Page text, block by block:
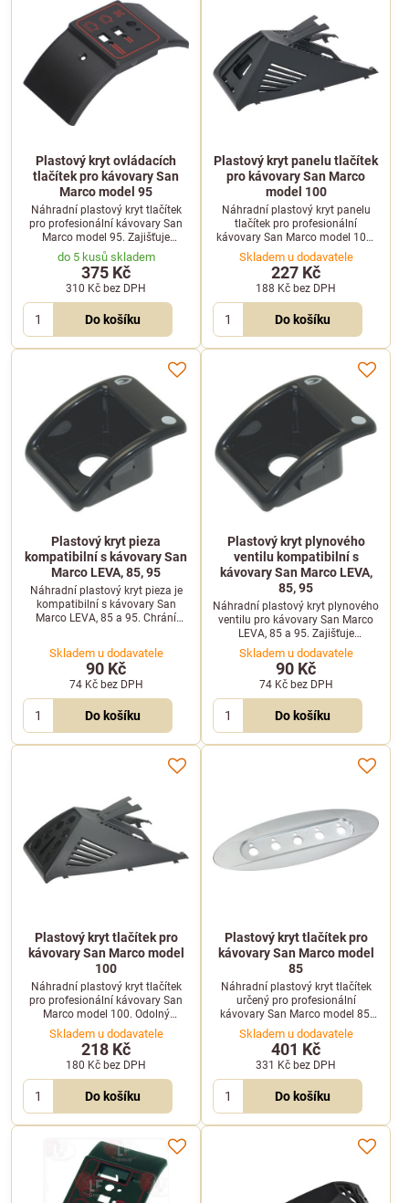
Plastový kryt ovládacích
tlačítek pro kávovary San
Marco model 95
Náhradní plastový kryt tlačítek
pro profesionální kávovary San
Marco model 95. Zajišťuje
spolehlivou ochranu a obnovuje
vzhled ovládacího panelu.
do 5 kusů skladem
375 Kč
310 Kč bez DPH
Do košíku
Plastový kryt panelu tlačítek
pro kávovary San Marco
model 100
Náhradní plastový kryt panelu
tlačítek pro profesionální
kávovary San Marco model 100.
Pomáhá chránit ovládací prvky a
obnovit čistý vzhled kávovaru.
Skladem u dodavatele
227 Kč
188 Kč bez DPH
Do košíku
Plastový kryt pieza
kompatibilní s kávovary San
Marco LEVA, 85, 95
Náhradní plastový kryt pieza je
kompatibilní s kávovary San
Marco LEVA, 85 a 95. Chrání
Skladem u dodavatele
90 Kč
74 Kč bez DPH
Do košíku
Plastový kryt plynového
ventilu kompatibilní s
kávovary San Marco LEVA,
85, 95
Náhradní plastový kryt plynového
ventilu pro kávovary San Marco
LEVA, 85 a 95. Zajišťuje
bezpečnou ochranu ventilu před
nečistotami a poškozením.
Skladem u dodavatele
90 Kč
74 Kč bez DPH
Do košíku
Plastový kryt tlačítek pro
kávovary San Marco model
100
Náhradní plastový kryt tlačítek
pro profesionální kávovary San
Marco model 100. Odolný
plastový díl pro ochranu
ovládacího panelu.
Skladem u dodavatele
218 Kč
180 Kč bez DPH
Do košíku
Plastový kryt tlačítek pro
kávovary San Marco model
85
Náhradní plastový kryt tlačítek
určený pro profesionální
kávovary San Marco model 85.
Ideální díl pro rychlou výměnu
poškozeného či opotřebeného
krytu ovládacího panelu.
Skladem u dodavatele
401 Kč
331 Kč bez DPH
Do košíku